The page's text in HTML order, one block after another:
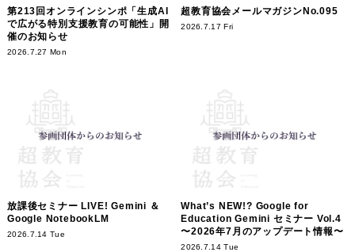
第213回オンラインシンポ「生成AI
で広がる特別支援教育の可能性」開
催のお知らせ
2026.7.27 Mon
超教育協会メールマガジンNo.095
2026.7.17 Fri
放課後セミナー LIVE! Gemini ＆
Google NotebookLM
2026.7.14 Tue
What’s NEW!? Google for
Education Gemini セミナー Vol.4
〜2026年7月のアップデート情報〜
2026.7.14 Tue